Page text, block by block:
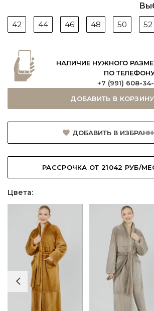
42
44 46 48 50 52
НАЛИЧИЕ НУЖНОГО
ПО
+7 (991) 608-34-
ДОБАВИТЬ В КОРЗИНУ
ДОБАВИТЬ В
РАССРОЧКА ОТ 21042 РУБ/
Цвета: